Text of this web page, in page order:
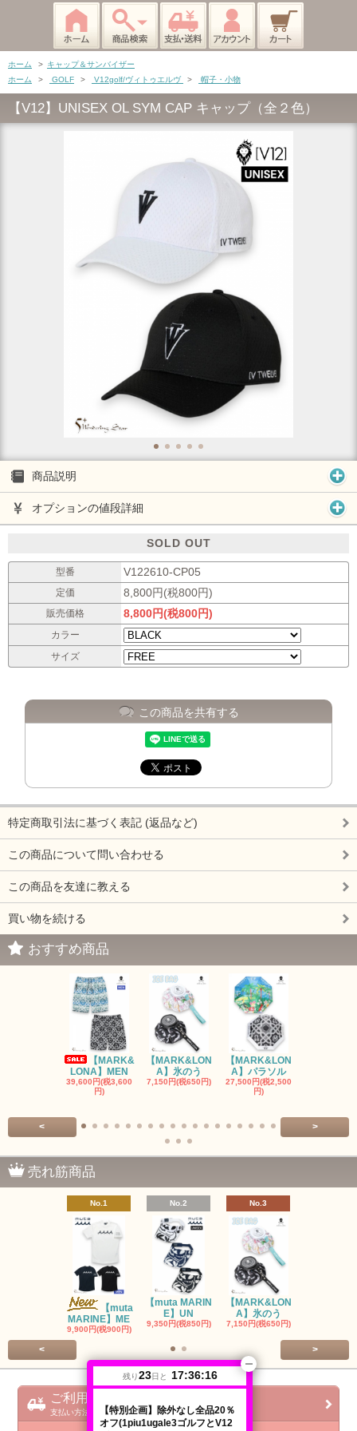
ホーム > キャップ＆サンバイザー
ホーム
> GOLF > V12golf/ヴィトゥエルヴ > 帽子・小物
【V12】UNISEX OL SYM CAP キャップ（全２色）
商品説明
オプションの値段詳細
SOLD OUT
型番 V122610-CP05
定価 8,800円(税800円)
販売価格 8,800円(税800円)
カラー
サイズ
この商品を共有する
特定商取引法に基づく表記 (返品など)
この商品について問い合わせる
この商品を友達に教える
買い物を続ける
おすすめ商品
【MARK&
LONA】MEN
39,600円(税3,600
円)
【MARK&LON
A】氷のう
7,150円(税650円)
【MARK&LON
A】パラソル
27,500円(税2,500
円)
< >
売れ筋商品
No.1
【muta
MARINE】ME
9,900円(税900円)
No.2
【muta MARIN
E】UN
9,350円(税850円)
No.3
【MARK&LON
A】氷のう
7,150円(税650円)
< >
ご利用ガイド
支払い方法 / 配送方法 / 会社概要
残り23日と 17:36:16
【特別企画】除外なし全品20％
オフ(1piu1ugale3ゴルフとV12